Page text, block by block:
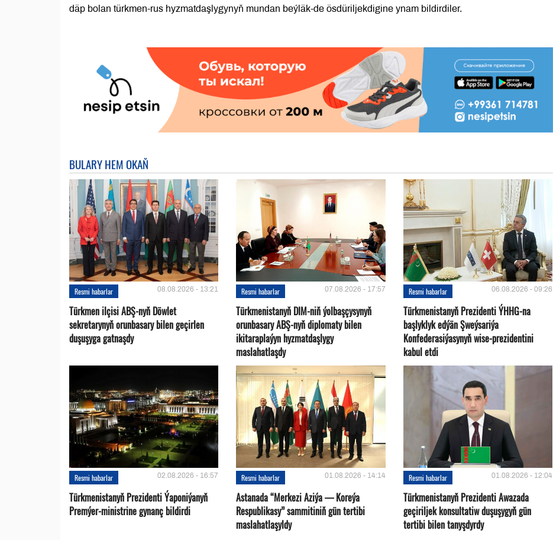
däp bolan türkmen-rus hyzmatdaşlygynyň mundan beýläk-de ösdüriljekdigine ynam bildirdiler.
BULARY HEM OKAŇ
Resmi habarlar 08.08.2026 - 13:21
Türkmen ilçisi ABŞ-nyň Döwlet
sekretarynyň orunbasary bilen geçirlen
duşuşyga gatnaşdy
Resmi habarlar 07.08.2026 - 17:57
Türkmenistanyň DIM-niň ýolbaşçysynyň
orunbasary ABŞ-nyň diplomaty bilen
ikitaraplaýyn hyzmatdaşlygy
maslahatlaşdy
Resmi habarlar 06.08.2026 - 09:26
Türkmenistanyň Prezidenti ÝHHG-na
başlyklyk edýän Şweýsariýa
Konfederasiýasynyň wise-prezidentini
kabul etdi
Resmi habarlar 02.08.2026 - 16:57
Türkmenistanyň Prezidenti Ýaponiýanyň
Premýer-ministrine gynanç bildirdi
Resmi habarlar 01.08.2026 - 14:14
Astanada “Merkezi Aziýa — Koreýa
Respublikasy” sammitiniň gün tertibi
maslahatlaşyldy
Resmi habarlar 01.08.2026 - 12:04
Türkmenistanyň Prezidenti Awazada
geçiriljek konsultatiw duşuşygyň gün
tertibi bilen tanyşdyrdy